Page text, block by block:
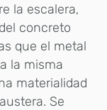
la escalera,
concreto
que el metal
la misma
materialidad
Se